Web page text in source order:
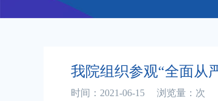
我院组织参观“全面从
时间：2021-06-15 浏览量： 次